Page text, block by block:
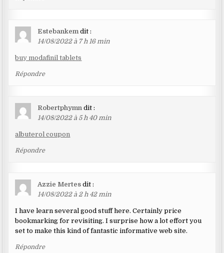
Estebankem dit :
14/08/2022 à 7 h 16 min
buy modafinil tablets
Répondre
Robertphymn dit :
14/08/2022 à 5 h 40 min
albuterol coupon
Répondre
Azzie Mertes dit :
14/08/2022 à 2 h 42 min
I have learn several good stuff here. Certainly price
bookmarking for revisiting. I surprise how a lot effort you
set to make this kind of fantastic informative web site.
Répondre